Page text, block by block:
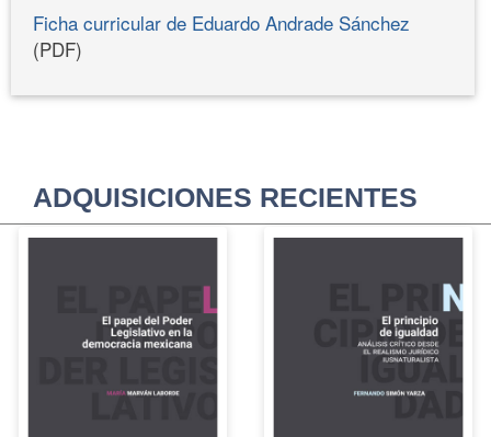
Ficha curricular de Eduardo Andrade Sánchez
(PDF)
ADQUISICIONES RECIENTES